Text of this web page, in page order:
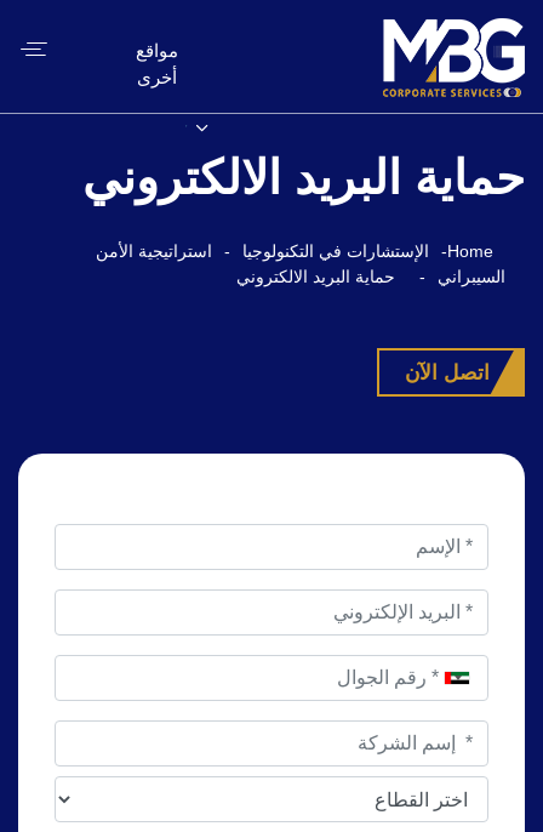
مواقع
أخرى
حماية البريد الالكتروني
Home
- الإستشارات في التكنولوجيا -
استراتيجية الأمن
السيبراني
- حماية البريد الالكتروني
اتصل الآن